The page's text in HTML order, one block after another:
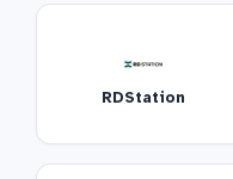
RDStation